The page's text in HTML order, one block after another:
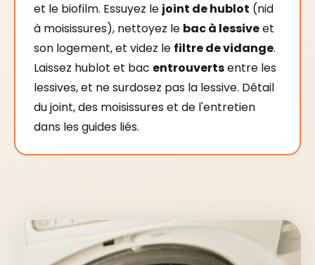
et le biofilm. Essuyez le joint de hublot (nid
à moisissures), nettoyez le bac à lessiveet
son logement, et videz le filtre de vidange.
Laissez hublot et bac entrouvertsentre les
lessives, et ne surdosez pas la lessive. Détail
du joint, des moisissures et de l'entretien
dans les guides liés.